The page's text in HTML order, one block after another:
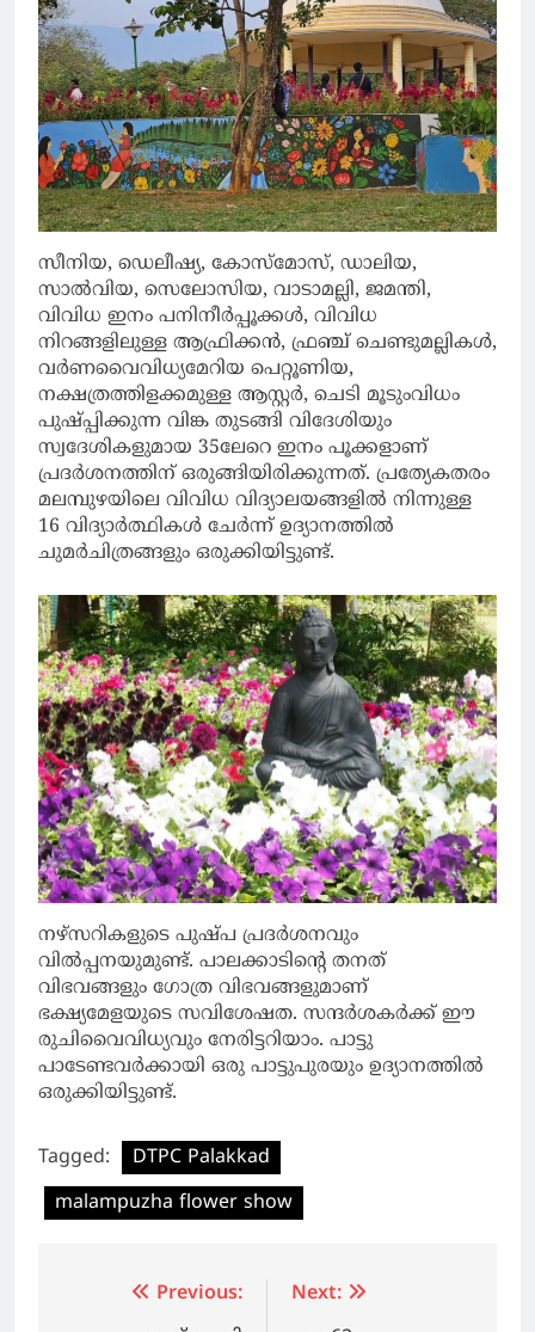
സീനിയ, ഡെലീഷ്യ, കോസ്മോസ്, ഡാലിയ,
സാൽവിയ, സെലോസിയ, വാടാമല്ലി, ജമന്തി,
വിവിധ ഇനം പനിനീർപ്പൂക്കൾ, വിവിധ
നിറങ്ങളിലുള്ള ആഫ്രിക്കൻ, ഫ്രഞ്ച് ചെണ്ടുമല്ലികൾ,
വർണവൈവിധ്യമേറിയ പെറ്റൂണിയ,
നക്ഷത്രത്തിളക്കമുള്ള ആസ്റ്റർ, ചെടി മൂടുംവിധം
പുഷ്പ്പിക്കുന്ന വിങ്ക തുടങ്ങി വിദേശിയും
സ്വദേശികളുമായ 35ലേറെ ഇനം പൂക്കളാണ്
പ്രദർശനത്തിന് ഒരുങ്ങിയിരിക്കുന്നത്. പ്രത്യേകതരം
മലമ്പുഴയിലെ വിവിധ വിദ്യാലയങ്ങളിൽ നിന്നുള്ള
16 വിദ്യാർത്ഥികൾ ചേർന്ന് ഉദ്യാനത്തിൽ
ചുമർചിത്രങ്ങളും ഒരുക്കിയിട്ടുണ്ട്.
നഴ്സറികളുടെ പുഷ്പ പ്രദർശനവും
വിൽപ്പനയുമുണ്ട്. പാലക്കാടിന്റെ തനത്
വിഭവങ്ങളും ഗോത്ര വിഭവങ്ങളുമാണ്
ഭക്ഷ്യമേളയുടെ സവിശേഷത. സന്ദർശകർക്ക് ഈ
രുചിവൈവിധ്യവും നേരിട്ടറിയാം. പാട്ടു
പാടേണ്ടവർക്കായി ഒരു പാട്ടുപുരയും ഉദ്യാനത്തിൽ
ഒരുക്കിയിട്ടുണ്ട്.
Tagged:
DTPC Palakkad
malampuzha flower show
Previous:
Next: